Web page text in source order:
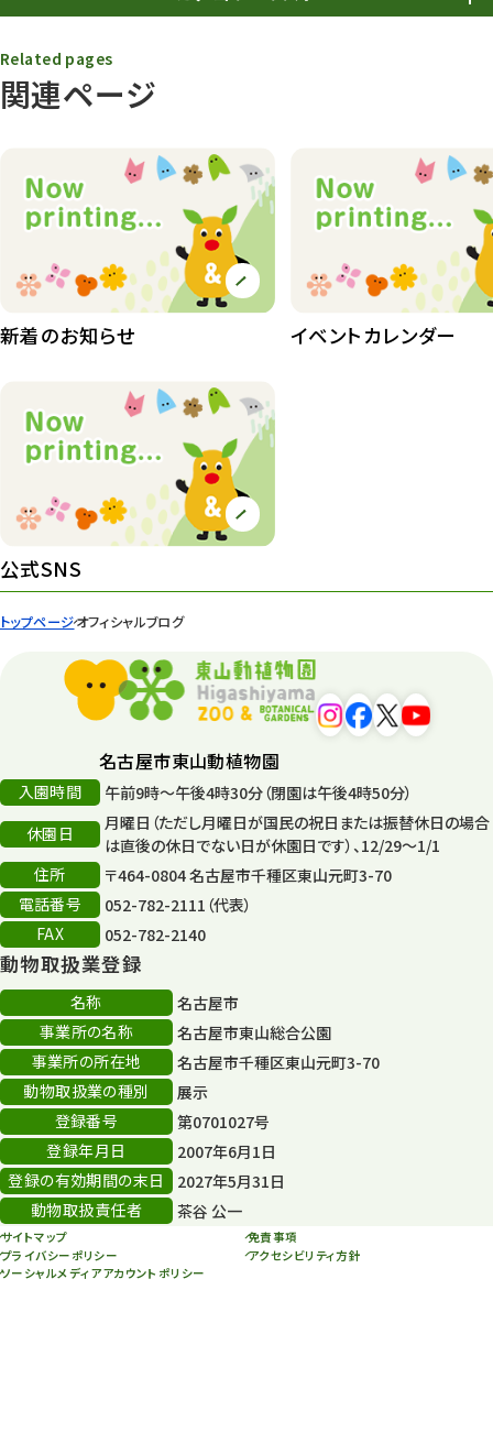
トップページオフィシャルブログ
動物園
動物園その他 117
植物園 510
植物たち 407
植物園長の庭
桜情報
紅葉情報
ズーボ
イベント
平和公園
森のとこやさん
再生
再生フォーラム
80周年
その他
その他イベント
スカイタワー
年末年始のイベント
秋まつり
関連ページ
Related pages
新着のお知らせ イベントカレンダー
公式SNS
名古屋市東山動植物園
入園時間
午前9時～午後4時30分（閉園は午後4時50分）
休園日
月曜日（ただし月曜日が国民の祝日または振替休日の場合
は直後の休日でない日が休園日です）、12/29～1/1
住所
〒464-0804 名古屋市千種区東山元町3-70
電話番号
052-782-2111（代表）
FAX
052-782-2140
動物取扱業登録
名称
名古屋市
事業所の名称
名古屋市東山総合公園
事業所の所在地
名古屋市千種区東山元町3-70
動物取扱業の種別
展示
登録番号
第0701027号
登録年月日
2007年6月1日
登録の有効期間の末日
2027年5月31日
動物取扱責任者
茶谷 公一
サイトマップ
免責事項
プライバシーポリシー
アクセシビリティ方針
ソーシャルメディアアカウントポリシー